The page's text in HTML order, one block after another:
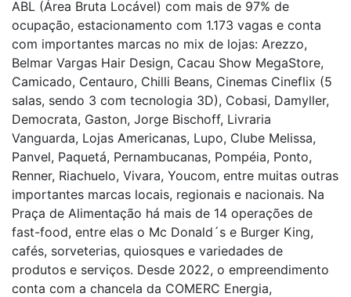
ABL (Área Bruta Locável) com mais de 97% de
ocupação, estacionamento com 1.173 vagas e conta
com importantes marcas no mix de lojas: Arezzo,
Belmar Vargas Hair Design, Cacau Show MegaStore,
Camicado, Centauro, Chilli Beans, Cinemas Cineflix (5
salas, sendo 3 com tecnologia 3D), Cobasi, Damyller,
Democrata, Gaston, Jorge Bischoff, Livraria
Vanguarda, Lojas Americanas, Lupo, Clube Melissa,
Panvel, Paquetá, Pernambucanas, Pompéia, Ponto,
Renner, Riachuelo, Vivara, Youcom, entre muitas outras
importantes marcas locais, regionais e nacionais. Na
Praça de Alimentação há mais de 14 operações de
fast-food, entre elas o Mc Donald´s e Burger King,
cafés, sorveterias, quiosques e variedades de
produtos e serviços. Desde 2022, o empreendimento
conta com a chancela da COMERC Energia,